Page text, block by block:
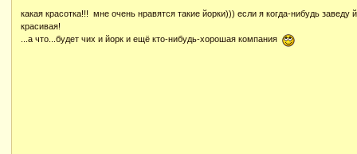
какая красотка!!! мне очень нравятся такие йорки))) если я когда-нибудь заведу
красивая!
...а что...будет чих и йорк и ещё кто-нибудь-хорошая компания